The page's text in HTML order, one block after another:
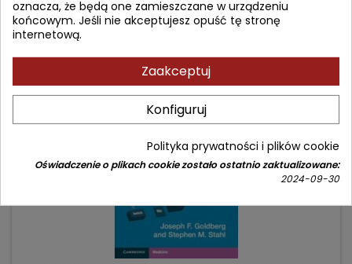
 Dodaj do koszyka
oznacza, że będą one zamieszczane w urządzeniu
końcowym. Jeśli nie akceptujesz opuść tę stronę
internetową.
Zaakceptuj
Konfiguruj
Polityka prywatności i plików cookie
Oświadczenie o plikach cookie zostało ostatnio zaktualizowane:
2024-09-30